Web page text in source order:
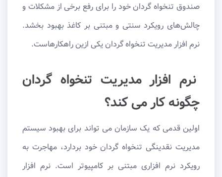
صندوق تنخواه گردان خود را برای رفع برخی از مشکلات و
چالش‌های رویکرد سنتی و مبتنی بر کاغذ بهبود بخشد.
نرم افزار مدیریت تنخواه گردان یکی ازین راهکارهاست.
نرم افزار مدیریت تنخواه گردان
چگونه کار می کند؟
اولین قدمی که یک سازمان می تواند برای بهبود سیستم
مدیریت نقدینگی تنخواه گردان خود بردارد، مهاجرت به
رویکرد نرم افزاری مبتنی بر کامپیوتر است. نرم افزار